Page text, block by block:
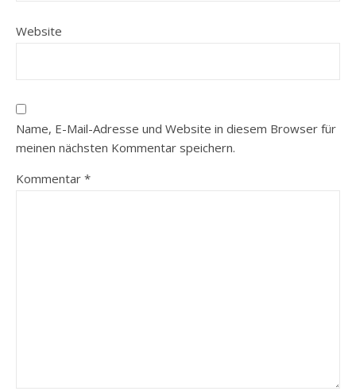
Website
Name, E-Mail-Adresse und Website in diesem Browser für
meinen nächsten Kommentar speichern.
Kommentar *